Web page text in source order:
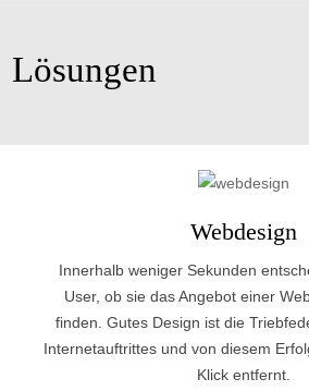
Lösungen
Webdesign
Innerhalb weniger Sekunden
User, ob sie das Angebot einer
finden. Gutes Design ist die
Internetauftrittes und von diesem
Klick entfernt.